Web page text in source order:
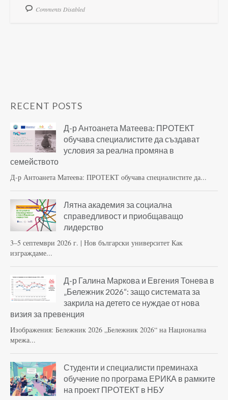
Comments Disabled
RECENT POSTS
Д-р Антоанета Матеева: ПРОТЕКТ
обучава специалистите да създават
условия за реална промяна в
семейството
Д-р Антоанета Матеева: ПРОТЕКТ обучава специалистите да...
Лятна академия за социална
справедливост и приобщаващо
лидерство
3–5 септември 2026 г. | Нов български университет Как
изграждаме...
Д-р Галина Маркова и Евгения Тонева в
„Бележник 2026“: защо системата за
закрила на детето се нуждае от нова
визия за превенция
Изображения: Бележник 2026 „Бележник 2026“ на Национална
мрежа...
Студенти и специалисти преминаха
обучение по програма ЕРИКА в рамките
на проект ПРОТЕКТ в НБУ